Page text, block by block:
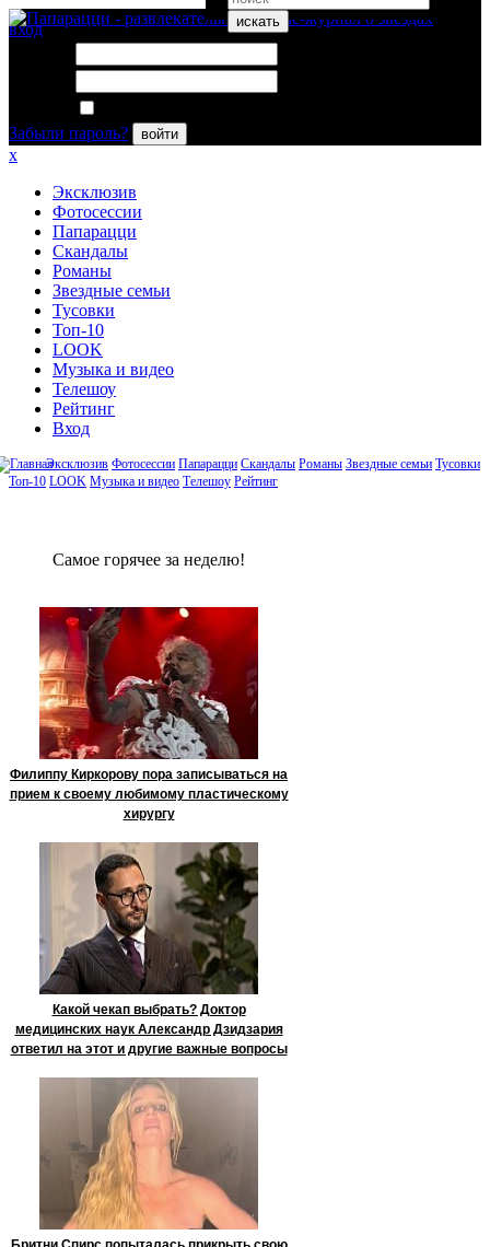
искать
вход
Забыли пароль?
войти
x
Эксклюзив
Фотосессии
Папарацци
Скандалы
Романы
Звездные семьи
Тусовки
Топ-10
LOOK
Музыка и видео
Телешоу
Рейтинг
Вход
Эксклюзив Фотосессии Папарацци Скандалы Романы Звездные семьи Тусовки
Топ-10 LOOK Музыка и видео Телешоу Рейтинг
Сaмое гoрячее за неделю!
Филиппу Киркорову пора записываться на
прием к своему любимому пластическому
хирургу
Какой чекап выбрать? Доктор
медицинских наук Александр Дзидзария
ответил на этот и другие важные вопросы